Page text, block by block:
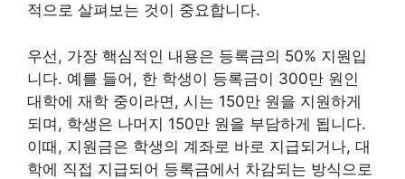
적으로 살펴보는 것이 중요합니다.
우선, 가장 핵심적인 내용은 등록금의 50% 지원입
니다. 예를 들어, 한 학생이 등록금이 300만 원인
대학에 재학 중이라면, 시는 150만 원을 지원하게
되며, 학생은 나머지 150만 원을 부담하게 됩니다.
이때, 지원금은 학생의 계좌로 바로 지급되거나, 대
학에 직접 지급되어 등록금에서 차감되는 방식으로